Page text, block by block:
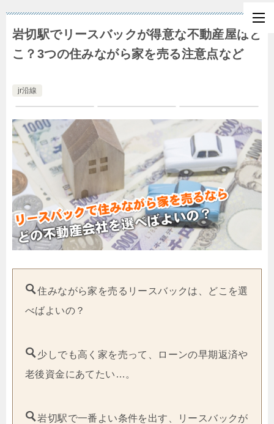
岩切駅でリースバックが得意な不動産屋はど
こ？3つの住みながら家を売る注意点など
jr沿線
住みながら家を売るリースバックは、どこを選
べばよいの？
少しでも高く家を売って、ローンの早期返済や
老後資金にあてたい…。
岩切駅で一番よい条件を出す、リースバックが